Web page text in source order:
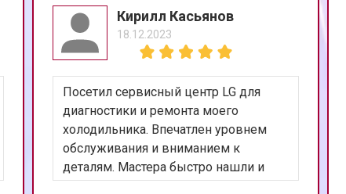
от 80 мин
от 50 мин
от 70 мин
Кирилл Касьянов
18.12.2023
Посетил сервисный центр LG для
диагностики и ремонта моего
холодильника. Впечатлен уровнем
обслуживания и вниманием к
деталям. Мастера быстро нашли и
устранили проблему, а также